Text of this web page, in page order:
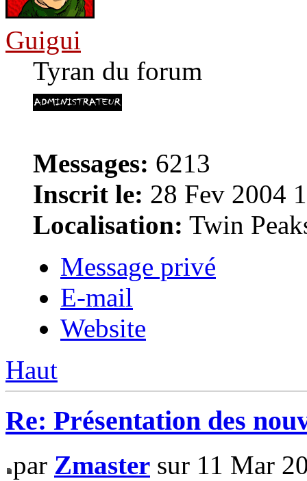
Guigui
Tyran du forum
Messages: 6213
Inscrit le: 28 Fev 2004
Localisation: Twin
Message privé
E-mail
Website
Haut
Re: Présentation des
par Zmaster sur 11 Mar